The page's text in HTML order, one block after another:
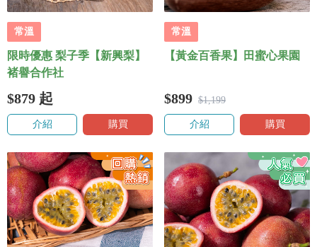
常溫
限時優惠 梨子季【新興梨】
褚譽合作社
$879 起
介紹 購買
常溫
【黃金百香果】田蜜心果園
$899 $1,199
介紹 購買